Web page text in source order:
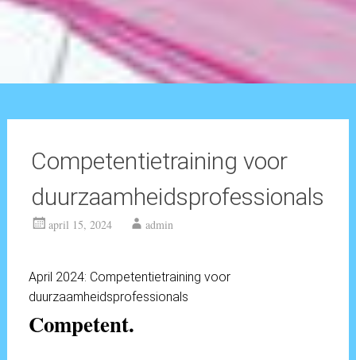
Competentietraining voor
duurzaamheidsprofessionals
april 15, 2024 admin
April 2024: Competentietraining voor
duurzaamheidsprofessionals
Competent.